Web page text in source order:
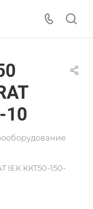
10
IEK KKT50-150-